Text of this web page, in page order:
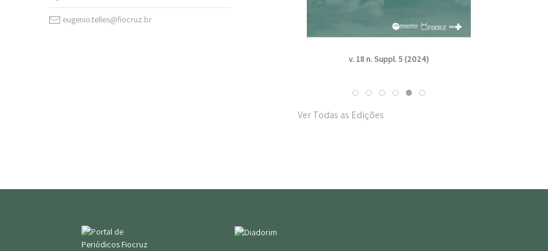
eugenio.telles@fiocruz.br
v. 18 n. Suppl. 5 (2024)
Ver Todas as Edições